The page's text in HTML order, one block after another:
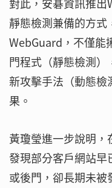
對此，安碁資訊推
靜態檢測兼備的方
WebGuard，不僅能
門程式（靜態檢測
新攻擊手法（動態
果。
黃瓊瑩進一步說明
發現部分客戶網站
或後門，卻長期未